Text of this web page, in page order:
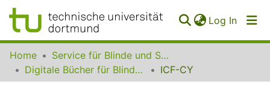
Log In
Communities
Collections
Home
Service für Blinde und Sehbehinderte der UB Dortmund
Digitale Bücher für Blinde und Sehbehinderte
ICF-CY